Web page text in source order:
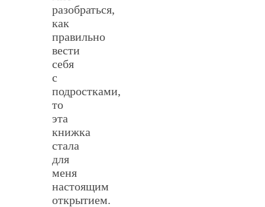
разобраться,
как
правильно
вести
себя
с
подростками,
то
эта
книжка
стала
для
меня
настоящим
открытием.